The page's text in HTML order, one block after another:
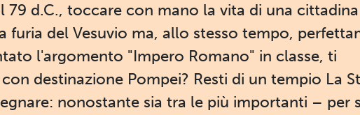
79 d.C., toccare con mano la vita di una cittadina
furia del Vesuvio ma, allo stesso tempo,
l'argomento "Impero Romano" in classe, ti
destinazione Pompei? Resti di un tempio La
nonostante sia tra le più importanti – per